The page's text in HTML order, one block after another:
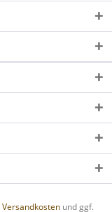
Versandkosten und ggf.